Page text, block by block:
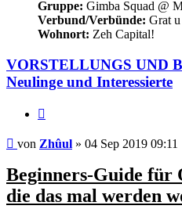
Gruppe: Gimba Squad @
Verbund/Verbünde: Grat
Wohnort: Zeh Capital!
VORSTELLUNGS UND
Neulinge und Interessierte
Beitrag
von Zhûul » 04 Sep 2019 09:11
Beginners-Guide für
die das mal werden